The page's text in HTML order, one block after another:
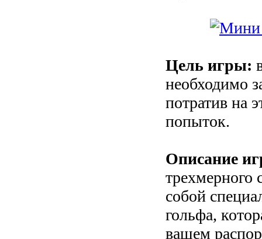
Цель игры:
необходимо
потратив на
попыток.
Описание
трехмерного
собой
гольфа,
вашем